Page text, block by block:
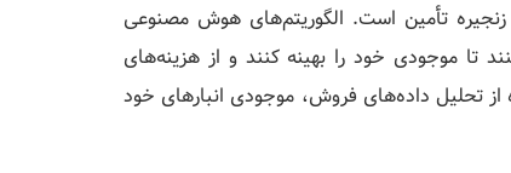
تأمین است. الگوریتم‌های هوش مصنوعی
تا موجودی خود را بهینه کنند و از هزینه‌های
از تحلیل داده‌های فروش، موجودی انبارهای خود